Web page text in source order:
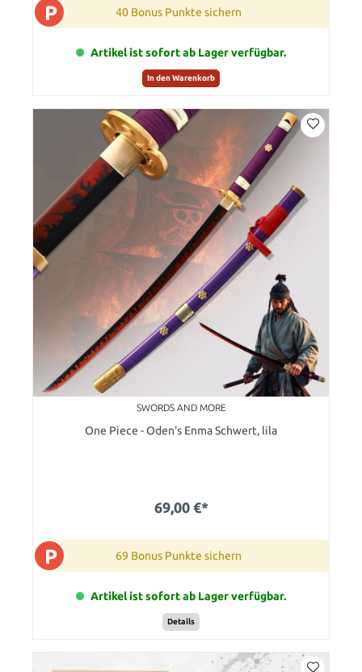
P 40 Bonus Punkte sichern
Artikel ist sofort ab Lager verfügbar.
In den Warenkorb
SWORDS AND MORE
One Piece - Oden's Enma Schwert, lila
69,00 €*
P 69 Bonus Punkte sichern
Artikel ist sofort ab Lager verfügbar.
Details